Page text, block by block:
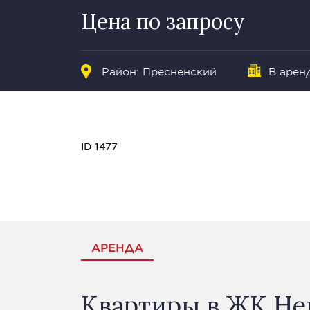
Цена по запросу
Район: Пресненский В
ID 1477
АРЕНДА